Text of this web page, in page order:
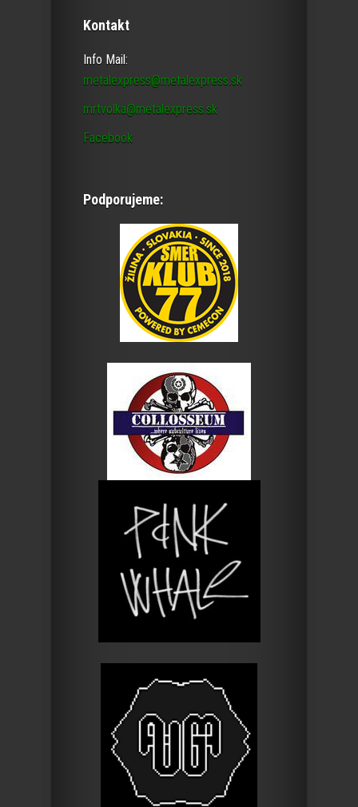
Kontakt
Info Mail:
metalexpress@metalexpress.sk
mrtvolka@metalexpress.sk
Facebook
Podporujeme: